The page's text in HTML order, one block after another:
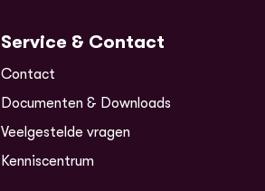
Service & Contact
Contact
Documenten & Downloads
Veelgestelde vragen
Kenniscentrum